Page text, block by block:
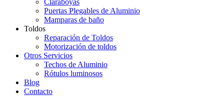
Claraboyas
Puertas Plegables de Aluminio
Mamparas de baño
Toldos
Reparación de Toldos
Motorización de toldos
Otros Servicios
Techos de Aluminio
Rótulos luminosos
Blog
Contacto